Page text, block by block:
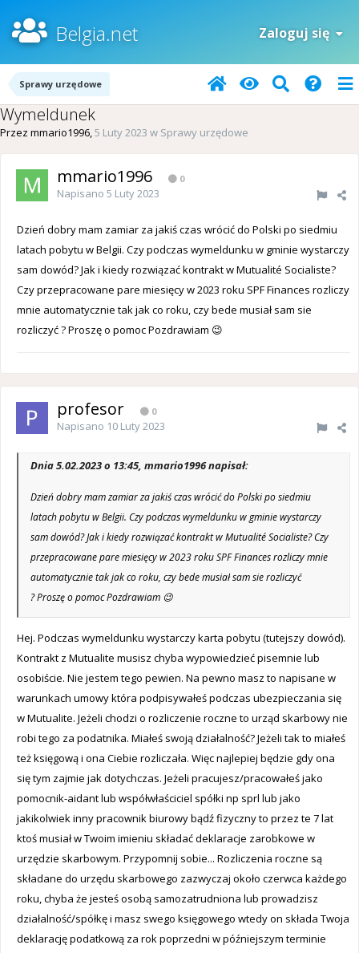
Belgia.net Zaloguj się
Sprawy urzędowe
Wymeldunek
Przez mmario1996,5 Luty 2023 w Sprawy urzędowe
mmario1996 0
Napisano 5 Luty 2023
Dzień dobry mam zamiar za jakiś czas wrócić do Polski po siedmiu
latach pobytu w Belgii. Czy podczas wymeldunku w gminie wystarczy
sam dowód? Jak i kiedy rozwiązać kontrakt w Mutualité Socialiste?
Czy przepracowane pare miesięcy w 2023 roku SPF Finances rozliczy
mnie automatycznie tak jak co roku, czy bede musiał sam sie
rozliczyć ? Proszę o pomoc Pozdrawiam 😉
profesor 0
Napisano 10 Luty 2023
Dnia 5.02.2023 o 13:45, mmario1996 napisał:
Dzień dobry mam zamiar za jakiś czas wrócić do Polski po siedmiu
latach pobytu w Belgii. Czy podczas wymeldunku w gminie wystarczy
sam dowód? Jak i kiedy rozwiązać kontrakt w Mutualité Socialiste? Czy
przepracowane pare miesięcy w 2023 roku SPF Finances rozliczy mnie
automatycznie tak jak co roku, czy bede musiał sam sie rozliczyć
? Proszę o pomoc Pozdrawiam 😉
Hej. Podczas wymeldunku wystarczy karta pobytu (tutejszy dowód).
Kontrakt z Mutualite musisz chyba wypowiedzieć pisemnie lub
osobiście. Nie jestem tego pewien. Na pewno masz to napisane w
warunkach umowy która podpisywałeś podczas ubezpieczania się
w Mutualite. Jeżeli chodzi o rozliczenie roczne to urząd skarbowy nie
robi tego za podatnika. Miałeś swoją działalność? Jeżeli tak to miałeś
też księgową i ona Ciebie rozliczała. Więc najlepiej będzie gdy ona
się tym zajmie jak dotychczas. Jeżeli pracujesz/pracowałeś jako
pomocnik-aidant lub współwłaściciel spółki np sprl lub jako
jakikolwiek inny pracownik biurowy bądź fizyczny to przez te 7 lat
ktoś musiał w Twoim imieniu składać deklaracje zarobkowe w
urzędzie skarbowym. Przypomnij sobie... Rozliczenia roczne są
składane do urzędu skarbowego zazwyczaj około czerwca każdego
roku, chyba że jesteś osobą samozatrudniona lub prowadzisz
działalność/spółkę i masz swego księgowego wtedy on składa Twoja
deklarację podatkową za rok poprzedni w późniejszym terminie